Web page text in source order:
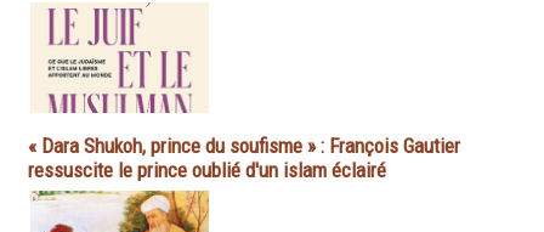
« Dara Shukoh, prince du soufisme » : François Gautier
ressuscite le prince oublié d'un islam éclairé